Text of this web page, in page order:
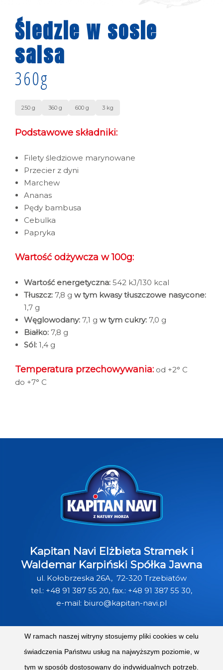
Śledzie w sosie
salsa
360g
250 g 360 g 600 g 3 kg
Podstawowe składniki:
Filety śledziowe marynowane
Przecier z dyni
Marchew
Ananas
Pędy bambusa
Cebulka
Papryka
Wartość odżywcza w 100g:
Wartość energetyczna: 542 kJ/130 kcal
Tłuszcz: 7,8 g w tym kwasy tłuszczowe nasycone:
1,7 g
Węglowodany: 7,1 g w tym cukry: 7,0 g
Białko: 7,8 g
Sól: 1,4 g
Temperatura przechowywania: od +2° C
do +7° C
Kapitan Navi Elżbieta Stramek i
Waldemar Karpiński Spółka Jawna
ul. Kołobrzeska 26A, 72-320 Trzebiatów
tel.: +48 91 387 55 20, fax.: +48 91 387 55 30,
e-mail: biuro@kapitan-navi.pl
O NAS PRODUKTY PRZEPISY
W ramach naszej witryny stosujemy pliki cookies w celu
świadczenia Państwu usług na najwyższym poziomie, w
tym w sposób dostosowany do indywidualnych potrzeb.